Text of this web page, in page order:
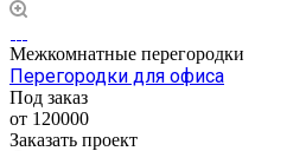
Межкомнатные перегородки
Перегородки для офиса
Под заказ
от 120000
Заказать проект